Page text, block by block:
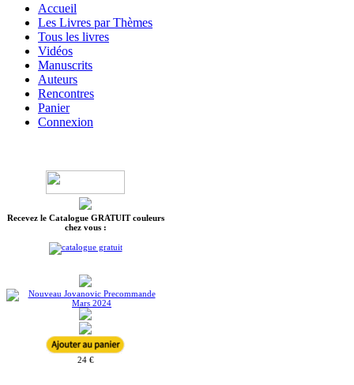
Accueil
Les Livres par Thèmes
Tous les livres
Vidéos
Manuscrits
Auteurs
Rencontres
Panier
Connexion
Recevez le Catalogue GRATUIT couleurs
chez vous :
24 €